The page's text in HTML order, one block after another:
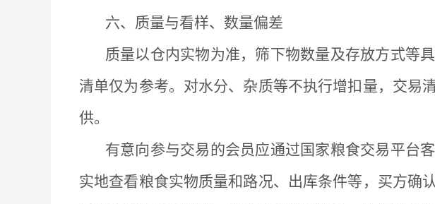
六、质量与看样、数量偏差
质量以仓内实物为准，筛下物数量及存放方式等
清单仅为参考。对水分、杂质等不执行增扣量，交易
供。
有意向参与交易的会员应通过国家粮食交易平台
实地查看粮食实物质量和路况、出库条件等，买方确